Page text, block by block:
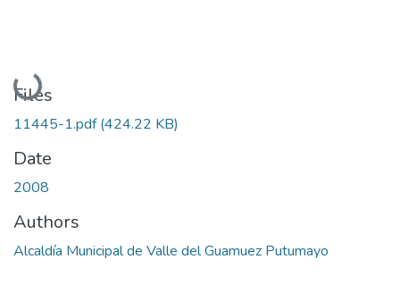
Loading...
Files
11445-1.pdf(424.22 KB)
Date
2008
Authors
Alcaldía Municipal de Valle del Guamuez Putumayo